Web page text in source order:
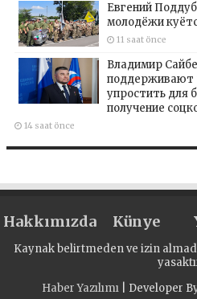
Евгений
молодёжи
11 saat önce
Владимир
поддерживают
упростить для
получение
14 saat önce
Hakkımızda Künye
Kaynak belirtmeden ve izin
Haber Yazılımı| Developer